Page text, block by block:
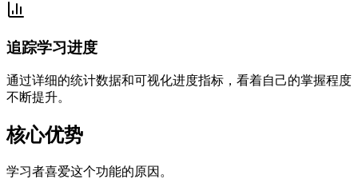
追踪学习进度
通过详细的统计数据和可视化进度指标，看着自己的掌握程度
不断提升。
核心优势
学习者喜爱这个功能的原因。